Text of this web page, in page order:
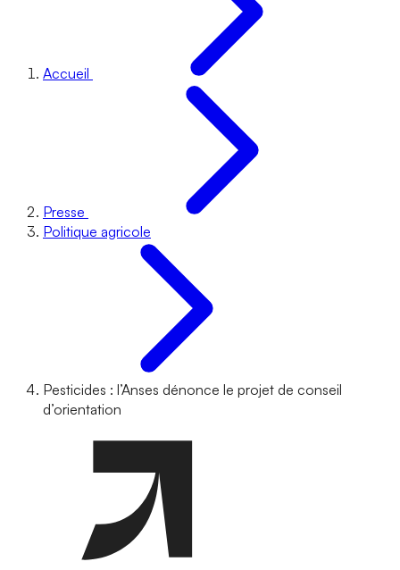
Accueil
Presse
Politique agricole
Pesticides : l’Anses dénonce le projet de conseil
d’orientation